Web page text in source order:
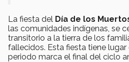
La fiesta del Día de los
las comunidades indígenas, se
transitorio a la tierra de los
fallecidos. Esta fiesta tiene
periodo marca el final del ciclo